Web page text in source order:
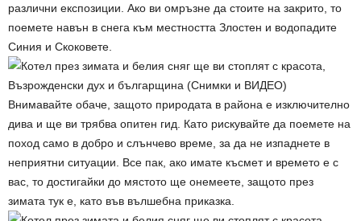
различни експозиции. Ако ви омръзне да стоите на закрито, то
поемете навън в снега към местността Злостен и водопадите
Синия и Скоковете.
Внимавайте обаче, защото природата в района е изключително
дива и ще ви трябва опитен гид. Като рискувайте да поемете на
поход само в добро и слънчево време, за да не изпаднете в
неприятни ситуации. Все пак, ако имате късмет и времето е с
вас, то достигайки до мястото ще онемеете, защото през
зимата тук е, като във вълшебна приказка.